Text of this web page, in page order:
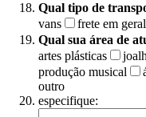
Qual tipo de
vans
frete em geral
Qual sua área de
artes plásticas
produção musical
outro
especifique: